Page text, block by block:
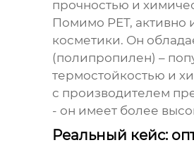
прочностью и
Помимо PET, активно
косметики. Он
(полипропилен) –
термостойкостью и
с производителем
- он имеет более
Реальный кейс: